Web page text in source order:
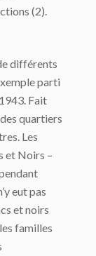
(2).
différents
parti
Fait
quartiers
Les
et Noirs –
eut pas
et noirs
familles